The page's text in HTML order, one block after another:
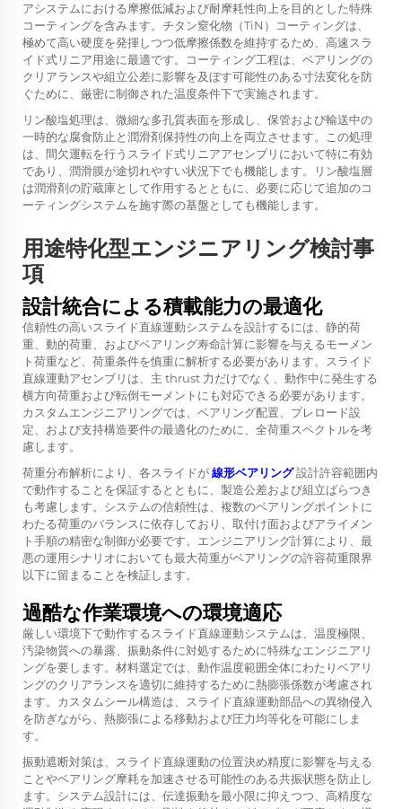
アシステムにおける摩擦低減および耐摩耗性向上を目的とした特殊
コーティングを含みます。チタン窒化物（TiN）コーティングは、
極めて高い硬度を発揮しつつ低摩擦係数を維持するため、高速スラ
イド式リニア用途に最適です。コーティング工程は、ベアリングの
クリアランスや組立公差に影響を及ぼす可能性のある寸法変化を防
ぐために、厳密に制御された温度条件下で実施されます。
リン酸塩処理は、微細な多孔質表面を形成し、保管および輸送中の
一時的な腐食防止と潤滑剤保持性の向上を両立させます。この処理
は、間欠運転を行うスライド式リニアアセンブリにおいて特に有効
であり、潤滑膜が途切れやすい状況下でも機能します。リン酸塩層
は潤滑剤の貯蔵庫として作用するとともに、必要に応じて追加のコ
ーティングシステムを施す際の基盤としても機能します。
用途特化型エンジニアリング検討事
項
設計統合による積載能力の最適化
信頼性の高いスライド直線運動システムを設計するには、静的荷
重、動的荷重、およびベアリング寿命計算に影響を与えるモーメン
ト荷重など、荷重条件を慎重に解析する必要があります。スライド
直線運動アセンブリは、主 thrust 力だけでなく、動作中に発生する
横方向荷重および転倒モーメントにも対応できる必要があります。
カスタムエンジニアリングでは、ベアリング配置、プレロード設
定、および支持構造要件の最適化のために、全荷重スペクトルを考
慮します。
荷重分布解析により、各スライドが線形ベアリング設計許容範囲内
で動作することを保証するとともに、製造公差および組立ばらつき
も考慮します。システムの信頼性は、複数のベアリングポイントに
わたる荷重のバランスに依存しており、取付け面およびアライメン
ト手順の精密な制御が必要です。エンジニアリング計算により、最
悪の運用シナリオにおいても最大荷重がベアリングの許容荷重限界
以下に留まることを検証します。
過酷な作業環境への環境適応
厳しい環境下で動作するスライド直線運動システムは、温度極限、
汚染物質への暴露、振動条件に対処するために特殊なエンジニアリ
ングを要します。材料選定では、動作温度範囲全体にわたりベアリ
ングのクリアランスを適切に維持するために熱膨張係数が考慮され
ます。カスタムシール構造は、スライド直線運動部品への異物侵入
を防ぎながら、熱膨張による移動および圧力均等化を可能にしま
す。
振動遮断対策は、スライド直線運動の位置決め精度に影響を与える
ことやベアリング摩耗を加速させる可能性のある共振状態を防止し
ます。システム設計には、伝達振動を最小限に抑えつつ、高精度な